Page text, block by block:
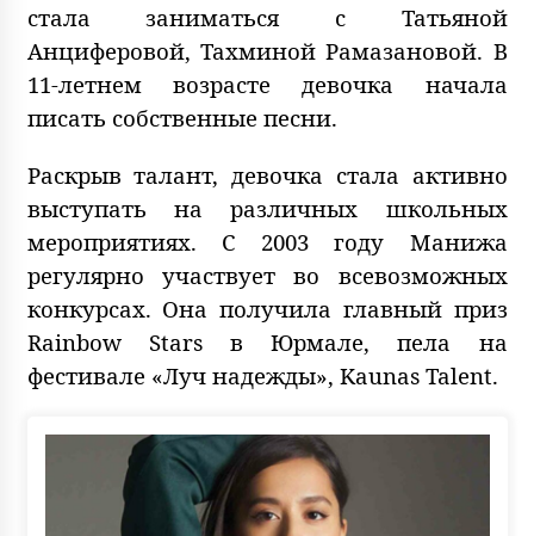
стала заниматься с Татьяной
Анциферовой, Тахминой Рамазановой. В
11-летнем возрасте девочка начала
писать собственные песни.
Раскрыв талант, девочка стала активно
выступать на различных школьных
мероприятиях. С 2003 году Манижа
регулярно участвует во всевозможных
конкурсах. Она получила главный приз
Rainbow Stars в Юрмале, пела на
фестивале «Луч надежды», Kaunas Talent.